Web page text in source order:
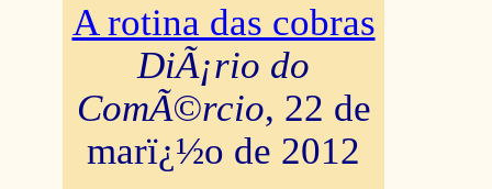
A rotina das cobras
DiÃ¡rio do
ComÃ©rcio, 22 de
marï¿½o de 2012